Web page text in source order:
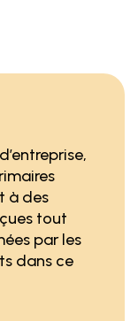
à des
tout
par les
dans ce